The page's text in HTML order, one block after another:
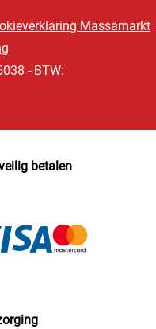
Massamarkt
- BTW:
betalen